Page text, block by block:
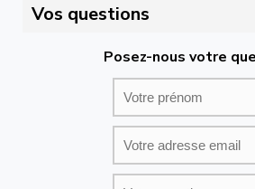
Vos questions
Posez-nous votre